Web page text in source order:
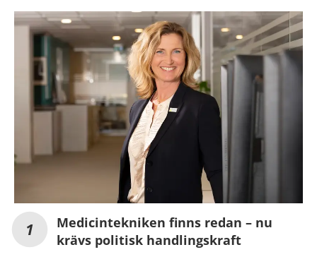
Medicintekniken finns redan – nu
krävs politisk handlingskraft